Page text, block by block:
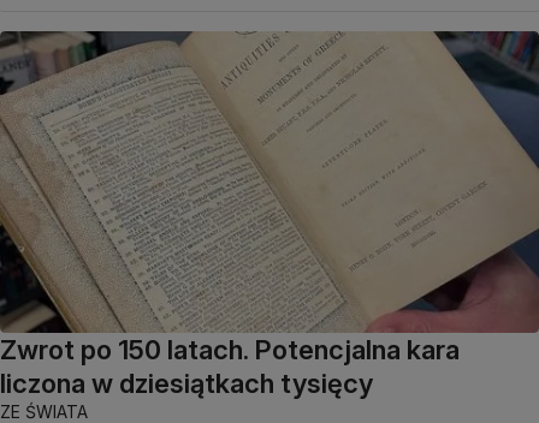
Zwrot po 150 latach. Potencjalna kara
liczona w dziesiątkach tysięcy
ZE ŚWIATA